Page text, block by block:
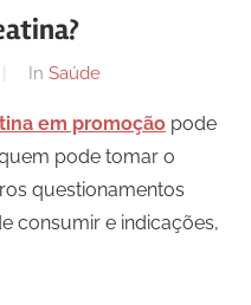
In Saúde
em promoção pode
pode tomar o
questionamentos
consumir e indicações,